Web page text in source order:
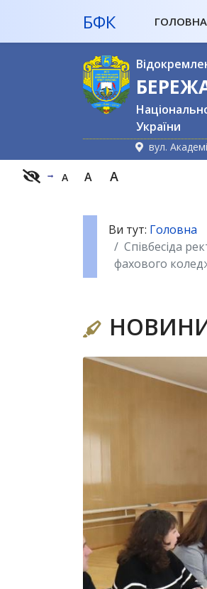
БФК ГОЛОВНА
України
вул.
A A A
Ви тут: Головна
Співбесіда
фахового